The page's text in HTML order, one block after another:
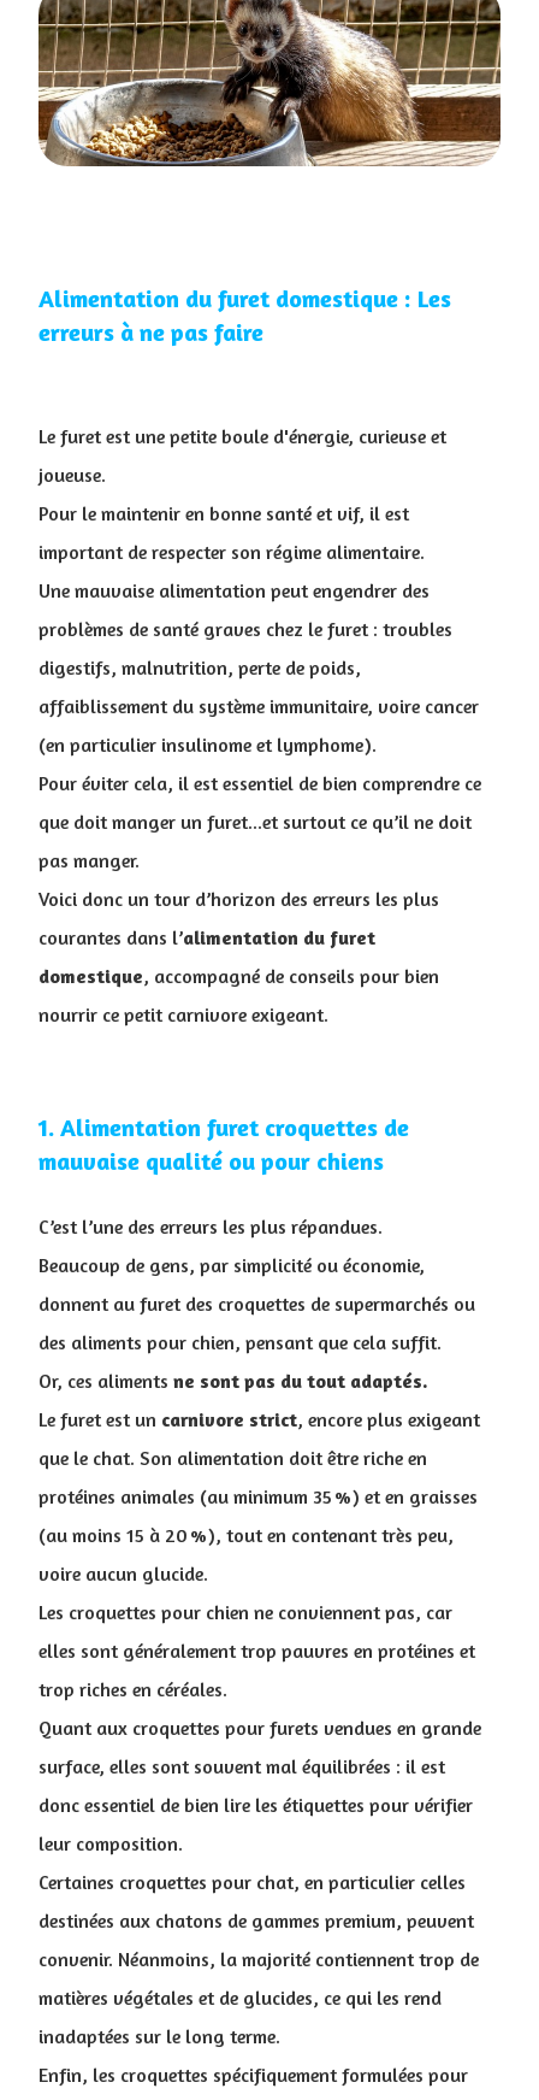
Alimentation du furet domestique : Les
erreurs à ne pas faire
​Le furet est une petite boule d'énergie, curieuse et
joueuse.
Pour le maintenir en bonne santé et vif, il est
important de respecter son régime alimentaire.
Une mauvaise alimentation peut engendrer des
problèmes de santé graves chez le furet : troubles
digestifs, malnutrition, perte de poids,
affaiblissement du système immunitaire, voire cancer
(en particulier insulinome et lymphome).
Pour éviter cela, il est essentiel de bien comprendre ce
que doit manger un furet...et surtout ce qu’il ne doit
pas manger.
Voici donc un tour d’horizon des erreurs les plus
courantes dans l’​alimentation du furet
domestique, accompagné de conseils pour bien
nourrir ce petit carnivore exigeant.
1. ​Alimentation furet croquettes de
mauvaise qualité ou pour chiens
C’est l’une des erreurs les plus répandues.
Beaucoup de gens, par simplicité ou économie,
donnent au furet des croquettes de supermarchés ou
des aliments pour chien, pensant que cela suffit.
Or, ces aliments ne sont pas du tout adaptés.
Le furet est un carnivore strict, encore plus exigeant
que le chat. Son alimentation doit être riche en
protéines animales (au minimum 35 %) et en graisses
(au moins 15 à 20 %), tout en contenant très peu,
voire aucun glucide.
Les croquettes pour chien ne conviennent pas, car
elles sont généralement trop pauvres en protéines et
trop riches en céréales.
Quant aux croquettes pour furets vendues en grande
surface, elles sont souvent mal équilibrées : il est
donc essentiel de bien lire les étiquettes pour vérifier
leur composition.
Certaines croquettes pour chat, en particulier celles
destinées aux chatons de gammes premium, peuvent
convenir. Néanmoins, la majorité contiennent trop de
matières végétales et de glucides, ce qui les rend
inadaptées sur le long terme.
Enfin, les croquettes spécifiquement formulées pour